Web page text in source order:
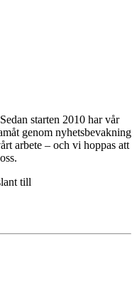
starten 2010 har vår
genom nyhetsbevakning
arbete – och vi hoppas att
till